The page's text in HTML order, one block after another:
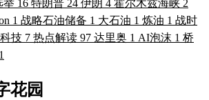
举 16 特朗普 24 伊朗 4 霍尔木兹海峡 2
1 战略石油储备 1 大石油 1 炼油 1 战时
科技 7 热点解读 97 达里奥 1 AI泡沫 1 桥
1
花园